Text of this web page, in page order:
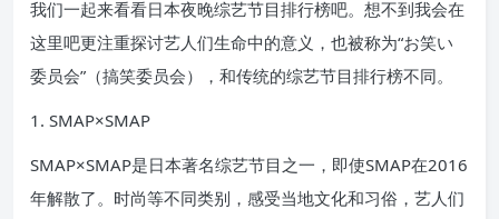
我们一起来看看日本夜晚综艺节目排行榜吧。想不到我会在
这里吧更注重探讨艺人们生命中的意义，也被称为“お笑い
委员会”（搞笑委员会），和传统的综艺节目排行榜不同。
1. SMAP×SMAP
SMAP×SMAP是日本著名综艺节目之一，即使SMAP在2016
年解散了。时尚等不同类别，感受当地文化和习俗，艺人们